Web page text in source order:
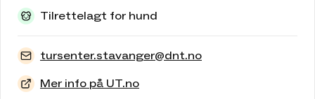
Tilrettelagt for hund
tursenter.stavanger@dnt.no
Mer info på UT.no